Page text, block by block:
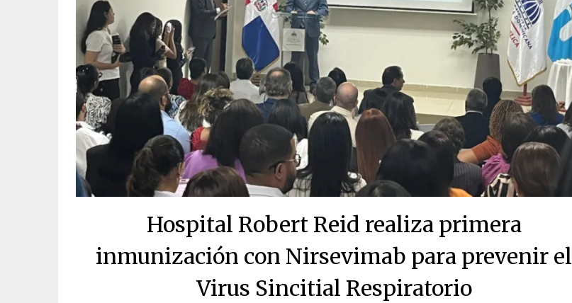
Hospital Robert Reid realiza primera
inmunización con Nirsevimab para prevenir el
Virus Sincitial Respiratorio